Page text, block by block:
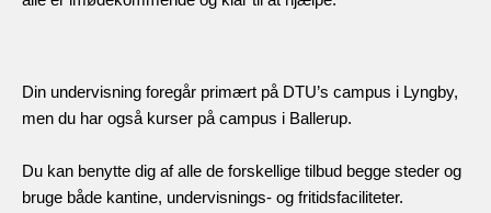
Din undervisning foregår primært på DTU’s campus i Lyngby,
men du har også kurser på campus i Ballerup.
Du kan benytte dig af alle de forskellige tilbud begge steder og
bruge både kantine, undervisnings- og fritidsfaciliteter.